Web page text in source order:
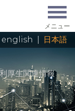
メニュー
english 日本語
厚生関連情報